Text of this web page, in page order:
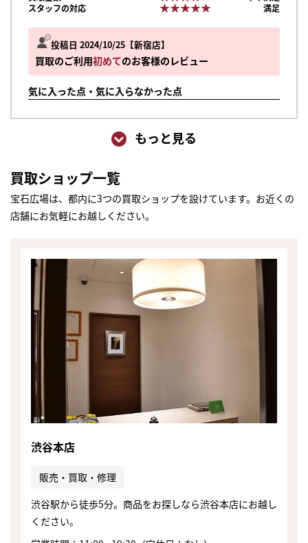
投稿日 2024/10/25 新宿店
買取のご利用初めてのお客様のレビュー
気に入った点・気に入らなかった点
スタッフの対応
★★★★★
★★★★★ 満足
もっと見る
買取ショップ一覧
宝石広場は、都内に3つの買取ショップを設けています。お近くの
店舗にお気軽にお越しください。
渋谷本店
販売・買取・修理
渋谷駅から徒歩5分。商品をお探しなら渋谷本店にお越し
ください。
まずは